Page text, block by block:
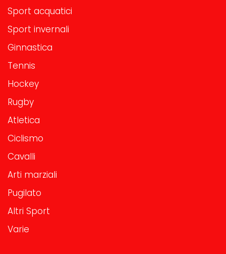
Sport acquatici
Sport invernali
Ginnastica
Tennis
Hockey
Rugby
Atletica
Ciclismo
Cavalli
Arti marziali
Pugilato
Altri Sport
Varie